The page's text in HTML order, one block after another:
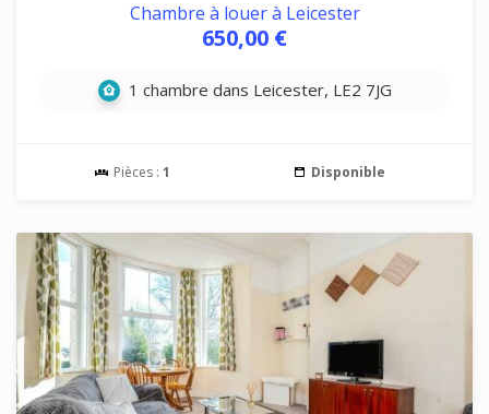
Chambre à louer à Leicester
650,00 €
1 chambre dans Leicester, LE2 7JG
Pièces : 1 Disponible